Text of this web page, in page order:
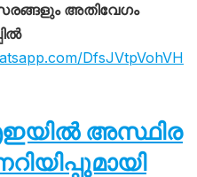
അതിവേഗം
DfsJVtpVohVH
അസ്ഥിര